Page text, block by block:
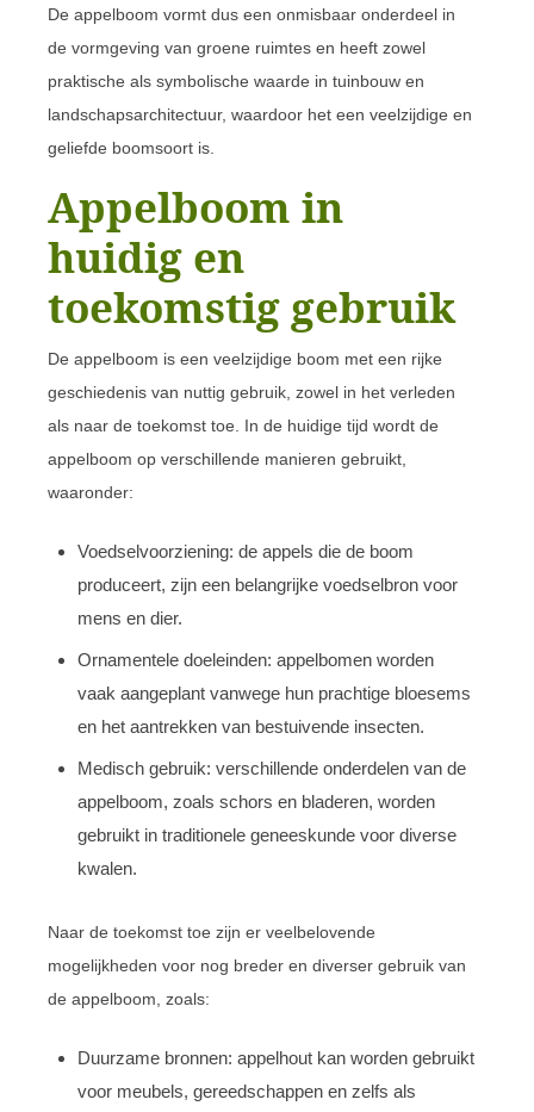
De appelboom vormt dus een onmisbaar onderdeel in
de vormgeving van groene ruimtes en heeft zowel
praktische als symbolische waarde in tuinbouw en
landschapsarchitectuur, waardoor het een veelzijdige en
geliefde boomsoort is.
Appelboom in
huidig en
toekomstig gebruik
De appelboom is een veelzijdige boom met een rijke
geschiedenis van nuttig gebruik, zowel in het verleden
als naar de toekomst toe. In de huidige tijd wordt de
appelboom op verschillende manieren gebruikt,
waaronder:
Voedselvoorziening: de appels die de boom
produceert, zijn een belangrijke voedselbron voor
mens en dier.
Ornamentele doeleinden: appelbomen worden
vaak aangeplant vanwege hun prachtige bloesems
en het aantrekken van bestuivende insecten.
Medisch gebruik: verschillende onderdelen van de
appelboom, zoals schors en bladeren, worden
gebruikt in traditionele geneeskunde voor diverse
kwalen.
Naar de toekomst toe zijn er veelbelovende
mogelijkheden voor nog breder en diverser gebruik van
de appelboom, zoals:
Duurzame bronnen: appelhout kan worden gebruikt
voor meubels, gereedschappen en zelfs als